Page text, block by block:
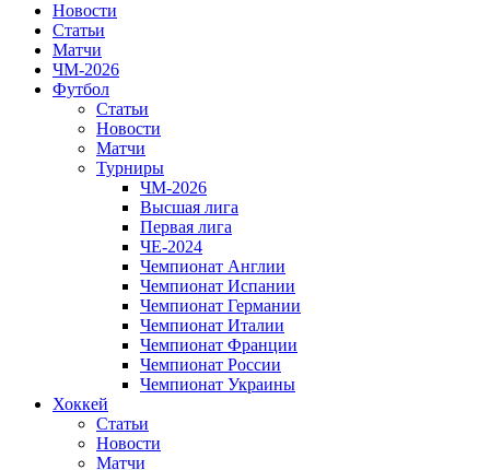
Новости
Статьи
Матчи
ЧМ-2026
Футбол
Статьи
Новости
Матчи
Турниры
ЧМ-2026
Высшая лига
Первая лига
ЧЕ-2024
Чемпионат Англии
Чемпионат Испании
Чемпионат Германии
Чемпионат Италии
Чемпионат Франции
Чемпионат России
Чемпионат Украины
Хоккей
Статьи
Новости
Матчи